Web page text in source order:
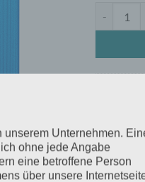
unserem Unternehmen.
ohne jede Angabe
eine betroffene Person
über unsere